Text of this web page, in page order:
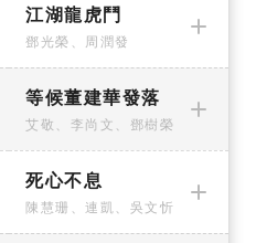
江湖龍虎鬥
鄧光榮、周潤發
等候董建華發落
艾敬、李尚文、鄧樹榮
死心不息
陳慧珊、連凱、吳文忻